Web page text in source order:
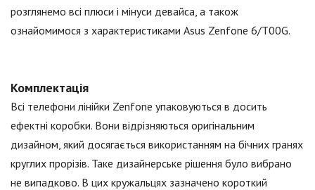
розглянемо всі плюси і мінуси девайса, а також
ознайомимося з характеристиками Asus Zenfone 6/T00G.
Комплектація
Всі телефони лінійки Zenfone упаковуються в досить
ефектні коробки. Вони відрізняються оригінальним
дизайном, який досягається використанням на бічних гранях
круглих прорізів. Таке дизайнерське рішення було вибрано
не випадково. В цих кружальцях зазначено короткий